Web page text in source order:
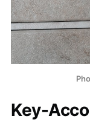
Key-